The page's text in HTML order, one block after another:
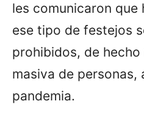
les comunicaron que
ese tipo de festejos
prohibidos, de
masiva de personas,
pandemia.